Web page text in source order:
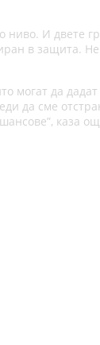
И двете
в защита.
могат да
да сме
каза